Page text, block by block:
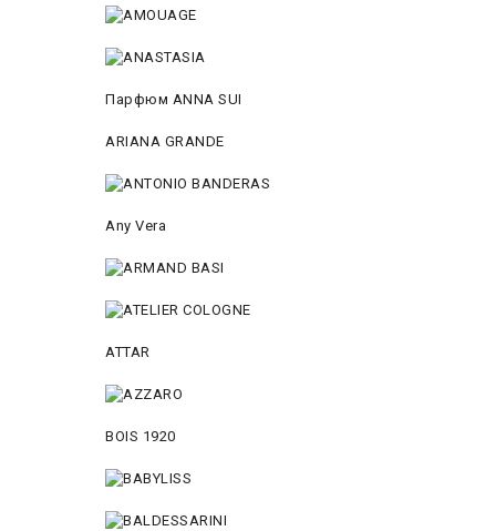
Парфюм ANNA SUI
ARIANA GRANDE
Any Vera
ATTAR
BOIS 1920